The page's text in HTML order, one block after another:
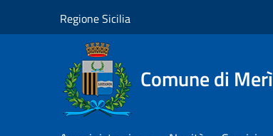
Regione Sicilia
Comune di Merì